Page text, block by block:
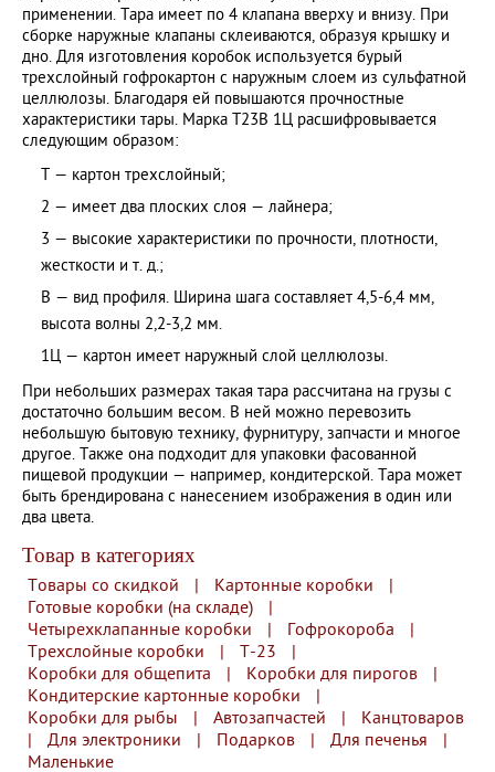
применении. Тара имеет по 4 клапана вверху и внизу. При
сборке наружные клапаны склеиваются, образуя крышку и
дно. Для изготовления коробок используется бурый
трехслойный гофрокартон с наружным слоем из сульфатной
целлюлозы. Благодаря ей повышаются прочностные
характеристики тары. Марка Т23В 1Ц расшифровывается
следующим образом:
Т — картон трехслойный;
2 — имеет два плоских слоя — лайнера;
3 — высокие характеристики по прочности, плотности,
жесткости и т. д.;
В — вид профиля. Ширина шага составляет 4,5-6,4 мм,
высота волны 2,2-3,2 мм.
1Ц — картон имеет наружный слой целлюлозы.
При небольших размерах такая тара рассчитана на грузы с
достаточно большим весом. В ней можно перевозить
небольшую бытовую технику, фурнитуру, запчасти и многое
другое. Также она подходит для упаковки фасованной
пищевой продукции — например, кондитерской. Тара может
быть брендирована с нанесением изображения в один или
два цвета.
Товар в категориях
Товары со скидкой | Картонные коробки
|
Готовые коробки (на складе)
|
Четырехклапанные коробки
| Гофрокороба
|
Трехслойные коробки
| Т-23
|
Коробки для общепита
| Коробки для пирогов
|
Кондитерские картонные коробки
|
Коробки для рыбы
| Автозапчастей |
Канцтоваров
|
Для электроники | Подарков | Для печенья
|
Маленькие